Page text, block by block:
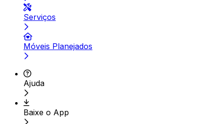
Serviços
Móveis Planejados
Ajuda
Baixe o App